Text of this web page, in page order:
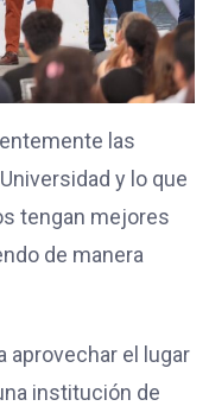
las
y lo que
tengan mejores
de manera
aprovechar el lugar
institución de